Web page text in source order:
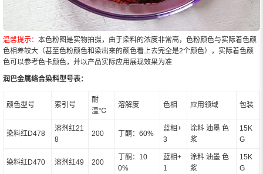
温馨提示： 本色粉图是实物拍摄，由于染料的浓度非常高，色粉颜色与实际着色颜
色相差较大（甚至色粉颜色和染出来的颜色看上去完全是2个颜色），实际着色颜
色可以参考色卡颜色，并以产品实际应用展现效果为准
润巴金属络合染料型号表：
颜色型号 索引号
耐
温℃
溶解度 色相 应用领域 包装
染料红D478
溶剂红21
8
200 丁酮：60%
蓝相+
3
涂料 油墨 色
浆
15K
G
染料红D470 溶剂红49 200
丁酮：10
0%
蓝相+
1
涂料 油墨 色
浆
15K
G